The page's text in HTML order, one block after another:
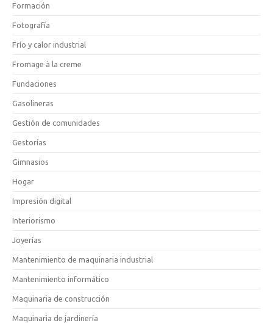
Formación
Fotografía
Frío y calor industrial
Fromage à la creme
Fundaciones
Gasolineras
Gestión de comunidades
Gestorías
Gimnasios
Hogar
Impresión digital
Interiorismo
Joyerías
Mantenimiento de maquinaria industrial
Mantenimiento informático
Maquinaria de construcción
Maquinaria de jardinería